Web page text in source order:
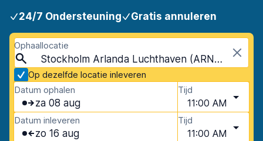
24/7 Ondersteuning Gratis annuleren
Ophaallocatie
Stockholm Arlanda Luchthaven (ARN), Stockholm, Zweden
Op dezelfde locatie inleveren
Datum ophalen
za 08 aug
Tijd
11:00 AM
Datum inleveren
zo 16 aug
Tijd
11:00 AM